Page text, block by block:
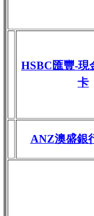
HSBC匯豐-現
卡
ANZ澳盛銀